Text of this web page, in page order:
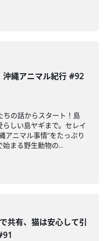
沖縄アニマル紀行 #92
ちの話からスタート！島
しい島ヤギまで。セレイ
アニマル事情”をたっぷり
まる野生動物の...
共有、猫は安心して引